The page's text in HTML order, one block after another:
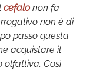
cefalonon fa
non è di
passo questa
acquistare il
olfattiva. Così